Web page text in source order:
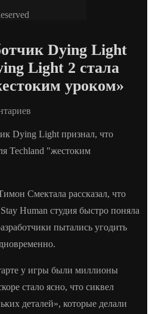
Dying Light
Light 2 стала
уроком»
Смектала рассказал, что
Human студия быстро поняла
пытались угодить
у игры были миллионы
стало ясно, что сиквел
деталей», которые делали